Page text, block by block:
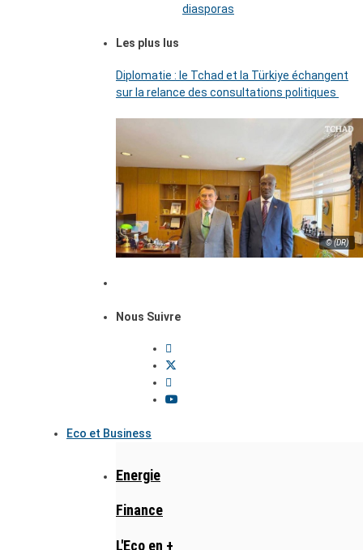
diasporas
Les plus lus
Diplomatie : le Tchad et la Türkiye échangent
sur la relance des consultations politiques
© (DR)
Nous Suivre
Eco et Business
Energie
Finance
L'Eco en +